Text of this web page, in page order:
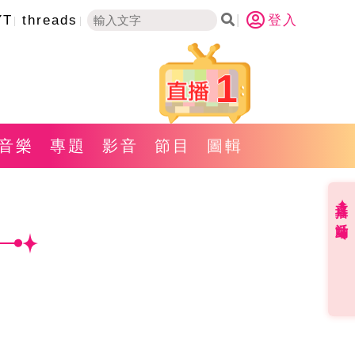
threads 登入
1
樂 專題 影音 節目 圖輯
直播✦活動